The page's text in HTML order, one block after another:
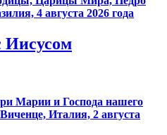
4 августа 2026 года
Иисусом
Марии и Господа нашего
Италия, 2 августа